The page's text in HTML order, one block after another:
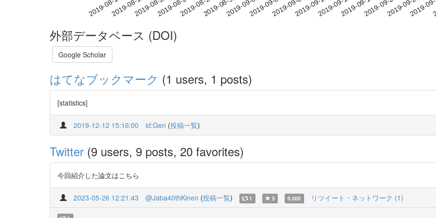
2019-08-152019-08-182019-08-212019-08-242019-08-272019-08-302019-09-022019-09-052019-09-082019-09-112019-09-142019-09-172019-09-202019-09-23
2019-
外部データベース (DOI)
Google Scholar
はてなブックマーク (1 users, 1 posts)
[statistics]
2019-12-12 15:16:00 id:Gen (投稿一覧)
Twitter (9 users, 9 posts, 20 favorites)
今回紹介した論文はこちら
2023-05-26 12:21:43 @Jaba40thKinen (投稿一覧) 1 5 0.000 リツイート・ネットワーク (1)